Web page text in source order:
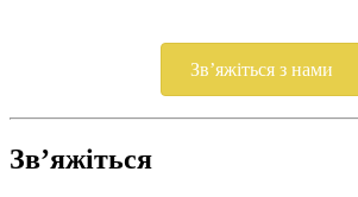
Зв’яжіться з нами
Зв’яжіться